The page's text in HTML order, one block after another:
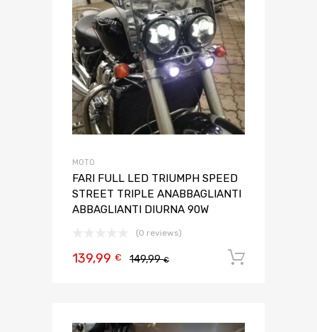
MOTO
FARI FULL LED TRIUMPH SPEED
STREET TRIPLE ANABBAGLIANTI
ABBAGLIANTI DIURNA 90W
(0 reviews)
149,99€
139,99 €